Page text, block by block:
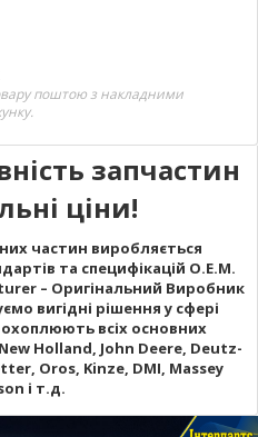
поштою з накладними
запчастин
ціни!
частин виробляється
та специфікацій O.E.M.
– Оригінальний Виробник
вигідні рішення у сфері
всіх основних
Holland, John Deere, Deutz-
Oros, Kinze, DMI, Massey
і т.д.